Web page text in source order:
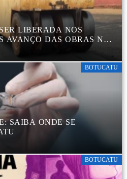
LIBERADA NOS
AVANÇO DAS OBRAS NA
BOTUCATU
SAIBA ONDE SE
BOTUCATU